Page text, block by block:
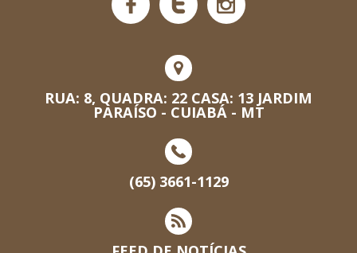
RUA: 8, QUADRA: 22 CASA: 13 JARDIM
PARAÍSO - CUIABÁ - MT
(65) 3661-1129